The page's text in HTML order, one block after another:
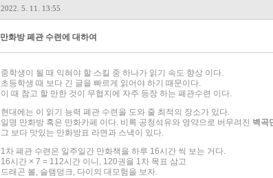
2022. 5. 11. 13:55
만화방 폐관 수련에 대하여
중학생이 될 때 익혀야 할 스킬 중 하나가 읽기 속도 향상 이다.
초등학생 때 보다 긴 글을 빠르게 읽어야 하기 때문이다.
이 때 참고 할 만한 것이 무협지에 자주 등장 하는 폐관수련 이다.
현대에는 이 읽기 능력 폐관 수련을 도와 줄 최적의 장소가 있다.
일명 만화방 혹은 만화카페 이다. 비록 공청석유와 영약으로 버무려진 벽곡
그 보다 맛있는 만화방표 라면과 스낵이 있다.
1차 폐관 수련은 일주일간 만화책을 하루 16시간 씩 보는 거다.
16시간 × 7 = 112시간 이니, 120권을 1차 목표 삼고
드래곤 볼, 슬램덩크, 다이의 대모험을 보자.